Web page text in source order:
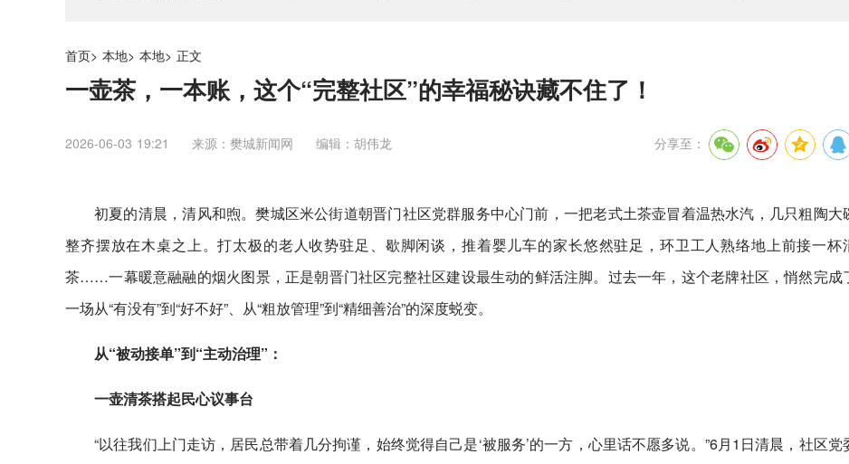
首页> 本地> 本地> 正文
一壶茶，一本账，这个“完整社区”的幸福秘诀藏不住了！
2026-06-03 19:21 来源：樊城新闻网 编辑：胡伟龙 分享至：
初夏的清晨，清风和煦。樊城区米公街道朝晋门社区党群服务中心门前，一把老式土茶壶冒着温热水汽，几只粗陶大
整齐摆放在木桌之上。打太极的老人收势驻足、歇脚闲谈，推着婴儿车的家长悠然驻足，环卫工人熟络地上前接一杯
茶……一幕暖意融融的烟火图景，正是朝晋门社区完整社区建设最生动的鲜活注脚。过去一年，这个老牌社区，悄然完成
一场从“有没有”到“好不好”、从“粗放管理”到“精细善治”的深度蜕变。
从“被动接单”到“主动治理”：
一壶清茶搭起民心议事台
“以往我们上门走访，居民总带着几分拘谨，始终觉得自己是‘被服务’的一方，心里话不愿多说。”6月1日清晨，社区党